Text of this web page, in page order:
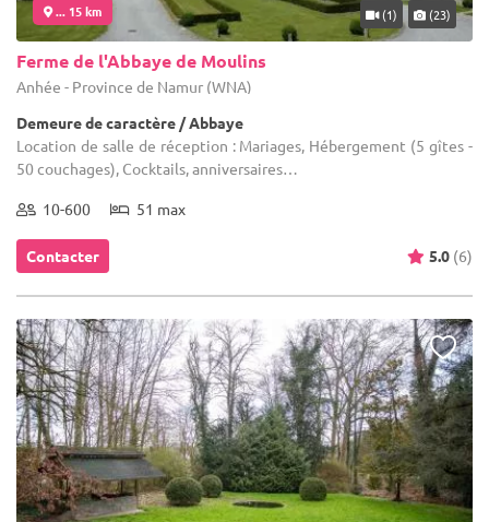
... 15 km (1) (23)
Ferme de l'Abbaye de Moulins
Anhée - Province de Namur (WNA)
Demeure de caractère / Abbaye
Location de salle de réception : Mariages, Hébergement (5 gîtes -
50 couchages), Cocktails, anniversaires…
10-600 51 max
Contacter 5.0 (6)